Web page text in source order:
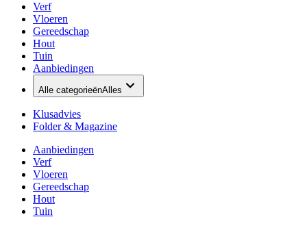
Verf
Vloeren
Gereedschap
Hout
Tuin
Aanbiedingen
Alle categorieënAlles
Klusadvies
Folder & Magazine
Aanbiedingen
Verf
Vloeren
Gereedschap
Hout
Tuin